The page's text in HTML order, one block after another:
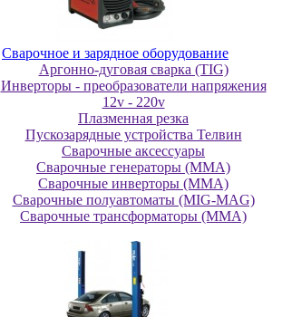
Cвapoчнoe и зарядное оборудование
Аргонно-дуговая сварка (TIG)
Инверторы - преобразователи напряжения
12v - 220v
Плазменная резка
Пускозарядные устройства Телвин
Сварочные аксессуары
Сварочные генераторы (MMA)
Сварочные инверторы (MMA)
Сварочные полуавтоматы (MIG-MAG)
Сварочные трансформаторы (MMA)